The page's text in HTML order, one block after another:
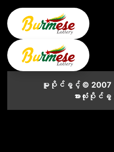
မူပိုင်ခွင့် © 2007
အားလုံးပို